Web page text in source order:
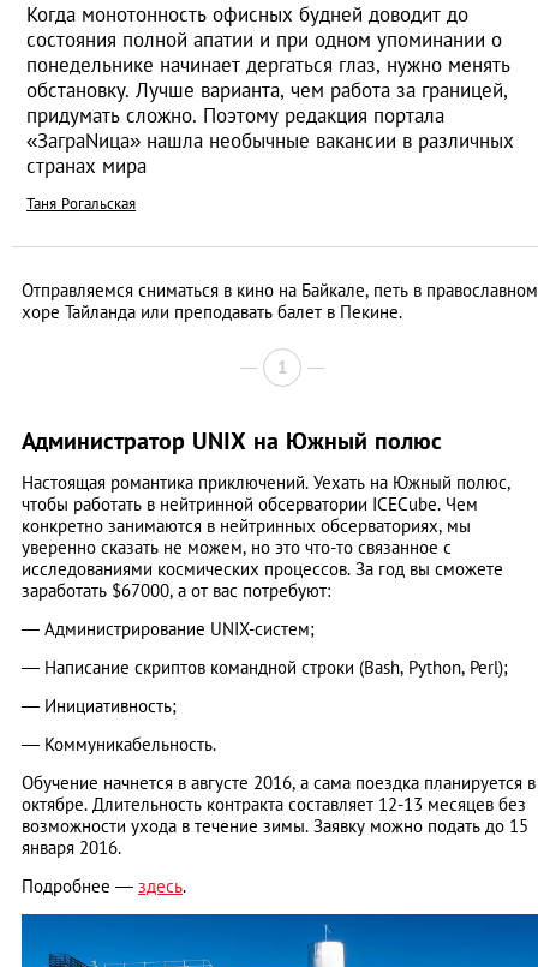
Когда монотонность офисных будней доводит до
состояния полной апатии и при одном упоминании о
понедельнике начинает дергаться глаз, нужно менять
обстановку. Лучше варианта, чем работа за границей,
придумать сложно. Поэтому редакция портала
«ЗаграNица» нашла необычные вакансии в различных
странах мира
Таня Рогальская
Отправляемся сниматься в кино на Байкале, петь в православном
хоре Тайланда или преподавать балет в Пекине.
1
Администратор UNIX на Южный полюс
Настоящая романтика приключений. Уехать на Южный полюс,
чтобы работать в нейтринной обсерватории ICECube. Чем
конкретно занимаются в нейтринных обсерваториях, мы
уверенно сказать не можем, но это что-то связанное с
исследованиями космических процессов. За год вы сможете
заработать $67000, а от вас потребуют:
— Администрирование UNIX-систем;
— Написание скриптов командной строки (Bash, Python, Perl);
— Инициативность;
— Коммуникабельность.
Обучение начнется в августе 2016, а сама поездка планируется в
октябре. Длительность контракта составляет 12-13 месяцев без
возможности ухода в течение зимы. Заявку можно подать до 15
января 2016.
Подробнее — здесь.